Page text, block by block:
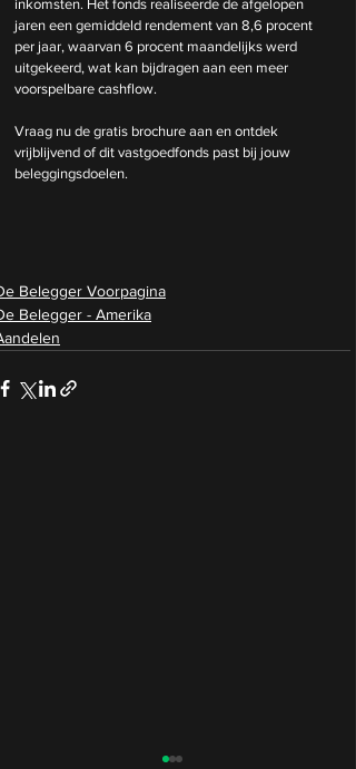
inkomsten. Het fonds realiseerde de afgelopen
jaren een gemiddeld rendement van 8,6 procent
per jaar, waarvan 6 procent maandelijks werd
uitgekeerd, wat kan bijdragen aan een meer
voorspelbare cashflow.
Vraag nu de gratis brochure aan en ontdek
vrijblijvend of dit vastgoedfonds past bij jouw
beleggingsdoelen.
Belegger Voorpagina
Belegger - Amerika